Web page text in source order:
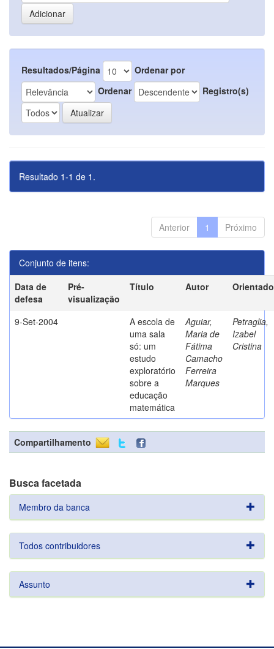
Resultados/Página
Ordenar por
Ordenar
Registro(s)
Resultado 1-1 de 1.
Anterior 1 Próximo
Conjunto de itens:
Data de
defesa
Pré-
visualização
Título Autor
9-Set-2004
A escola de
uma sala
só: um
estudo
exploratório
sobre a
educação
matemática
Aguiar,
Maria de
Fátima
Camacho
Ferreira
Marques
Petraglia,
Izabel
Cristina
Compartilhamento
Busca facetada
Membro da banca
Todos contribuidores
Assunto